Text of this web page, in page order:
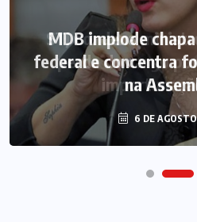
MDB implode
federal e concentra
na
6 DE